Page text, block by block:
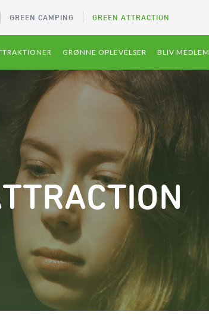
GREEN CAMPING GREEN ATTRACTION
GRØNNE OPLEVELSER BLIV MEDLEM